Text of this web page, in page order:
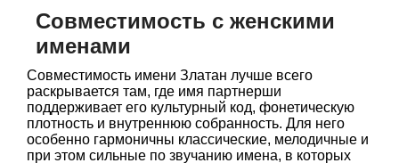
Совместимость с женскими
именами
Совместимость имени Златан лучше всего
раскрывается там, где имя партнерши
поддерживает его культурный код, фонетическую
плотность и внутреннюю собранность. Для него
особенно гармоничны классические, мелодичные и
при этом сильные по звучанию имена, в которых